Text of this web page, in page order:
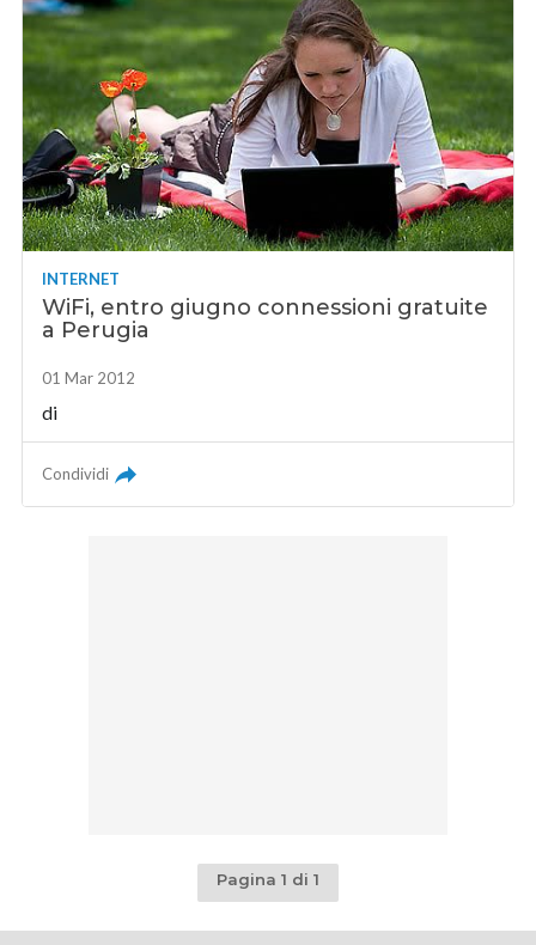
INTERNET
WiFi, entro giugno connessioni gratuite
a Perugia
01 Mar 2012
di
Condividi
Pagina 1 di 1